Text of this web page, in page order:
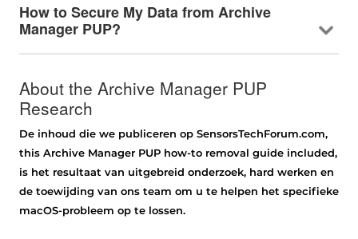
How to Secure My Data from Archive
Manager PUP?
About the Archive Manager PUP
Research
De inhoud die we publiceren op SensorsTechForum.com,
this Archive Manager PUP how-to removal guide included,
is het resultaat van uitgebreid onderzoek, hard werken en
de toewijding van ons team om u te helpen het specifieke
macOS-probleem op te lossen.